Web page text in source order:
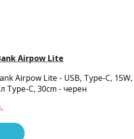
Airpow Lite
Airpow Lite - USB, Type-C, 15W,
Type-C, 30cm - черен